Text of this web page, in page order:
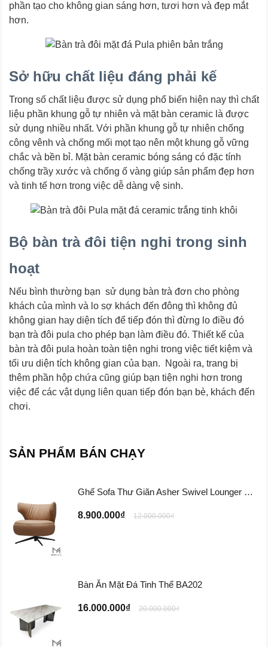
phần tạo cho không gian sáng hơn, tươi hơn và đẹp mắt
hơn.
Sở hữu chất liệu đáng phải kế
Trong số chất liệu được sử dụng phổ biến hiện nay thì chất
liệu phần khung gỗ tự nhiên và mặt bàn ceramic là được
sử dụng nhiều nhất. Với phần khung gỗ tự nhiên chống
công vênh và chống mối mọt tạo nên một khung gỗ vững
chắc và bền bỉ. Mặt bàn ceramic bóng sáng có đặc tính
chống trầy xước và chống ố vàng giúp sản phẩm đẹp hơn
và tinh tế hơn trong việc dễ dàng vệ sinh.
Bộ bàn trà đôi tiện nghi trong sinh
hoạt
Nếu bình thường bạn sử dụng bàn trà đơn cho phòng
khách của mình và lo sợ khách đến đông thì không đủ
không gian hay diện tích để tiếp đón thì đừng lo điều đó
bạn trà đôi pula cho phép bạn làm điều đó. Thiết kế của
bàn trà đôi pula hoàn toàn tiện nghi trong việc tiết kiệm và
tối ưu diện tích không gian của bạn. Ngoài ra, trang bị
thêm phần hộp chứa cũng giúp bạn tiện nghi hơn trong
việc để các vật dụng liên quan tiếp đón bạn bè, khách đến
chơi.
SẢN PHẨM BÁN CHẠY
Ghế Sofa Thư Giãn Asher Swivel Lounger Chair ...
8.900.000₫ 12.000.000₫
Bàn Ăn Mặt Đá Tinh Thể BA202
16.000.000₫ 20.000.000₫